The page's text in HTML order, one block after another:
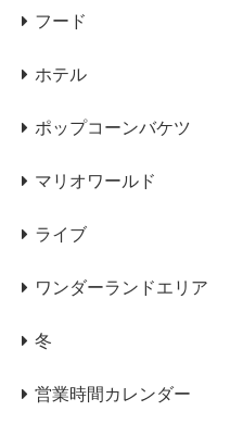
フード
ホテル
ポップコーンバケツ
マリオワールド
ライブ
ワンダーランドエリア
冬
営業時間カレンダー